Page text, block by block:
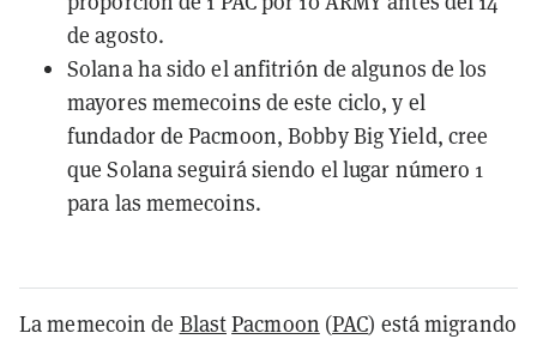
de agosto.
Solana ha sido el anfitrión de algunos de los
mayores memecoins de este ciclo, y el
fundador de Pacmoon, Bobby Big Yield, cree
que Solana seguirá siendo el lugar número 1
para las memecoins.
La memecoin de BlastPacmoon (PAC) está migrando